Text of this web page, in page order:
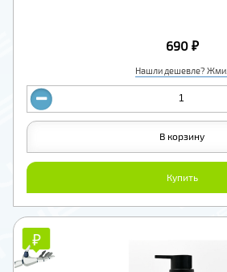
Нашли дешевле? Жми.
690 ₽
Купить
В корзину
₽
₽